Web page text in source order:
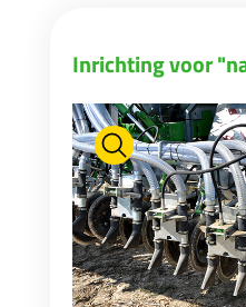
Inrichting voor